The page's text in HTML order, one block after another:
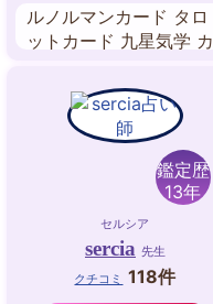
ルノルマンカード タロ
ットカード 九星気学 カ
鑑定歴
13年
セルシア
sercia 先生
クチコミ
118件